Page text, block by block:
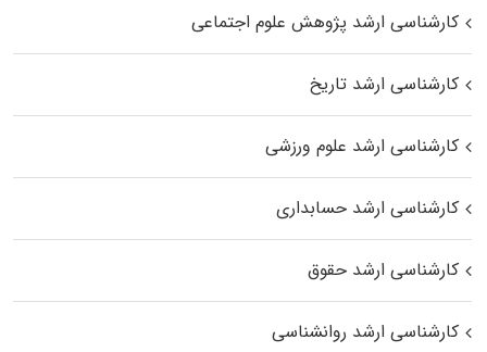
کارشناسی ارشد پژوهش علوم اجتماعی
کارشناسی ارشد تاریخ
کارشناسی ارشد علوم ورزشی
کارشناسی ارشد حسابداری
کارشناسی ارشد حقوق
کارشناسی ارشد روانشناسی